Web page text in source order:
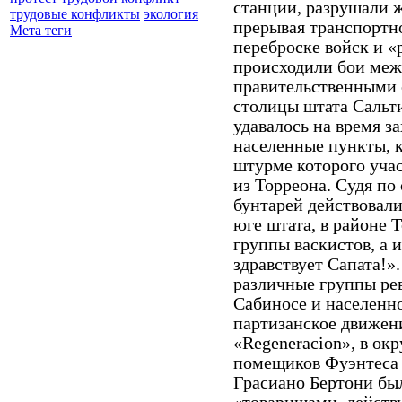
трудовые конфликты экология
Мета теги
станции, разрушали
прерывая
переброске войск и
происходили бои
столицы штата
удавалось на время
населенные пункты,
штурме которого
из Торреона. Судя
бунтарей
юге штата, в районе
группы васкистов, а
здравствует
различные группы
Сабиносе и
партизанское
«Regeneracion», в
помещиков
Грасиано Бертони